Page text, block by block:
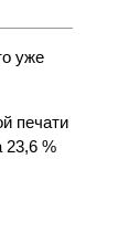
уже
печати
23,6 %